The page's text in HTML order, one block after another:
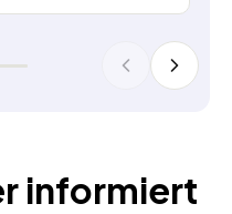
informiert